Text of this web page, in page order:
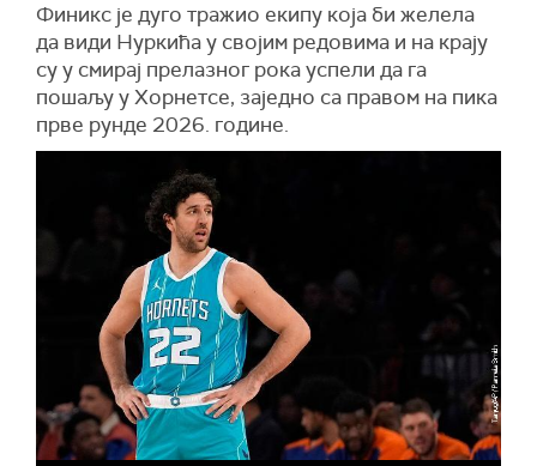
Финикс је дуго тражио екипу која би желела
да види Нуркића у својим редовима и на крају
су у смирај прелазног рока успели да га
пошаљу у Хорнетсе, заједно са правом на пика
прве рунде 2026. године.